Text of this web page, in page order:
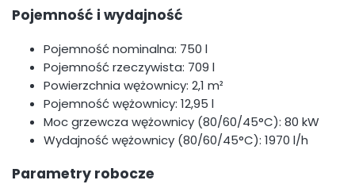
Pojemność i wydajność
Pojemność nominalna: 750 l
Pojemność rzeczywista: 709 l
Powierzchnia wężownicy: 2,1 m²
Pojemność wężownicy: 12,95 l
Moc grzewcza wężownicy (80/60/45°C): 80 kW
Wydajność wężownicy (80/60/45°C): 1970 l/h
Parametry robocze